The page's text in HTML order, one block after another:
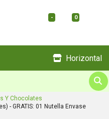
- 0
Horizontal
Y Chocolates
- GRATIS: 01 Nutella Envase